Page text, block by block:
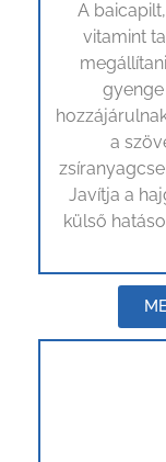
A
vitamint
a
Javítja a
külső